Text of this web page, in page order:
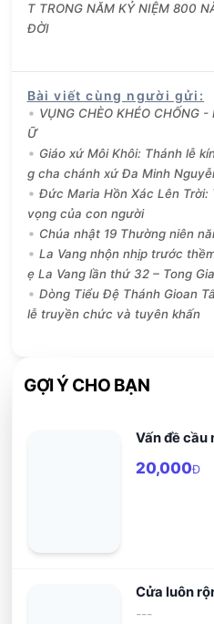
T TRONG NĂM KỶ NIỆM 800
ĐỜI
Bài viết cùng người gửi :
VỤNG CHÈO KHÉO CHỐNG
Ữ
Giáo xứ Môi Khôi: Thánh lễ
g cha chánh xứ Đa Minh
Đức Maria Hồn Xác Lên Trời:
vọng của con người
Chúa nhật 19 Thường niên
La Vang nhộn nhịp trước
ẹ La Vang lần thứ 32 – Tong
Dòng Tiểu Đệ Thánh Gioan
lễ truyền chức và tuyên khấn
GỢI Ý CHO BẠN
Vấn đề cầu
20,000Đ
Cửa luôn
---